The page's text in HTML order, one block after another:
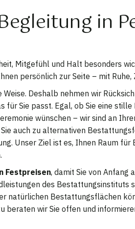
in
Mitgefühl und Halt besonders
persönlich zur Seite – mit Ruhe,
Deshalb nehmen wir
für Sie passt. Egal, ob Sie eine
wünschen – wir sind an
auch zu alternativen
Unser Ziel ist es, Ihnen Raum für
Festpreisen, damit Sie von Anfang
des Bestattungsinstituts
natürlichen Bestattungsflächen
beraten wir Sie offen und